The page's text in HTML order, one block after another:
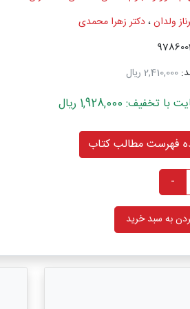
ولدان،دکتر زهرا محمدی
2,410,000 ریال
1,928,000 ریال
فهرست مطالب کتاب
-
به سبد خرید